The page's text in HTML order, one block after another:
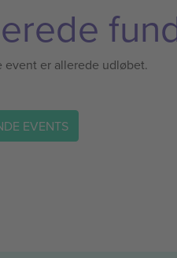
event er allerede udløbet.
EVENTS